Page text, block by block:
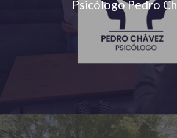
Psicólogo Pedro